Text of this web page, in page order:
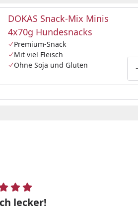
DOKAS Snack-Mix Minis
4x70g Hundesnacks
Premium-Snack
Mit viel Fleisch
Ohne Soja und Gluten
lecker!